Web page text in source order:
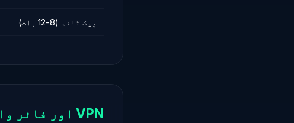
پیک ٹائم (8-12 رات)
VPN اور فائر وال تھروٹلنگ